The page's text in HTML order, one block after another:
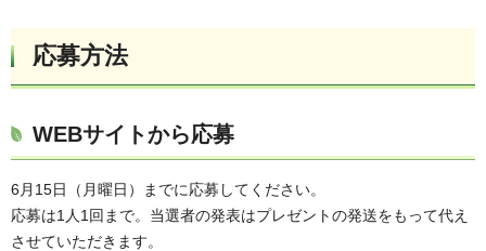
応募方法
WEBサイトから応募
6月15日（月曜日）までに応募してください。
応募は1人1回まで。当選者の発表はプレゼントの発送をもって代え
させていただきます。